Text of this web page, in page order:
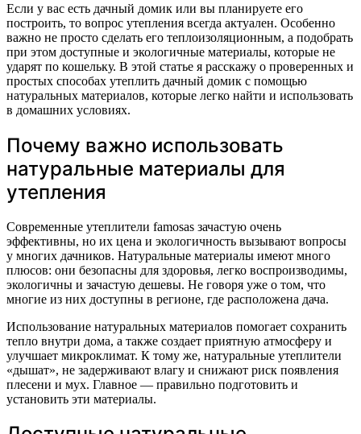
Если у вас есть дачный домик или вы планируете его
построить, то вопрос утепления всегда актуален. Особенно
важно не просто сделать его теплоизоляционным, а подобрать
при этом доступные и экологичные материалы, которые не
ударят по кошельку. В этой статье я расскажу о проверенных и
простых способах утеплить дачный домик с помощью
натуральных материалов, которые легко найти и использовать
в домашних условиях.
Почему важно использовать
натуральные материалы для
утепления
Современные утеплители famosas зачастую очень
эффективны, но их цена и экологичность вызывают вопросы
у многих дачников. Натуральные материалы имеют много
плюсов: они безопасны для здоровья, легко воспроизводимы,
экологичны и зачастую дешевы. Не говоря уже о том, что
многие из них доступны в регионе, где расположена дача.
Использование натуральных материалов помогает сохранить
тепло внутри дома, а также создает приятную атмосферу и
улучшает микроклимат. К тому же, натуральные утеплители
«дышат», не задерживают влагу и снижают риск появления
плесени и мух. Главное — правильно подготовить и
установить эти материалы.